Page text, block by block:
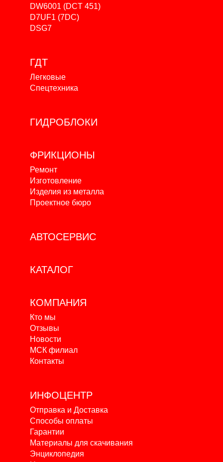
DW6001 (DCT 451)
D7UF1 (7DC)
DSG7
ГДТ
Легковые
Спецтехника
ГИДРОБЛОКИ
ФРИКЦИОНЫ
Ремонт
Изготовление
Изделия из металла
Проектное бюро
АВТОСЕРВИС
КАТАЛОГ
КОМПАНИЯ
Кто мы
Отзывы
Новости
МСК филиал
Контакты
ИНФОЦЕНТР
Отправка и Доставка
Способы оплаты
Гарантии
Материалы для скачивания
Энциклопедия